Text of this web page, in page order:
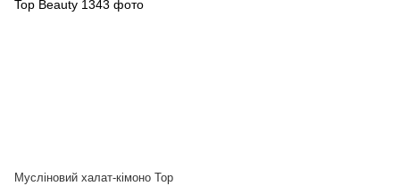
Мусліновий халат-кімоно Top